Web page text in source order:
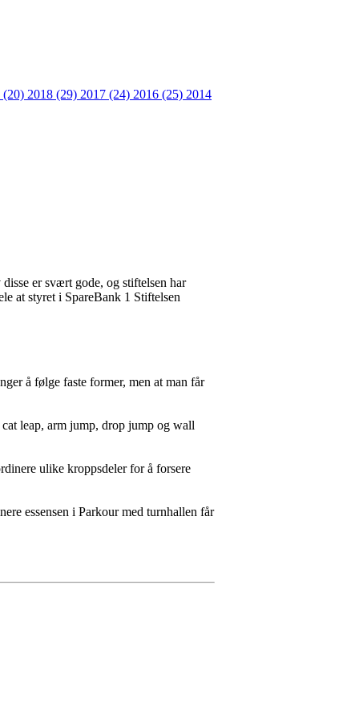
(20) 2018 (29) 2017 (24) 2016 (25) 2014
er svært gode, og stiftelsen har
at styret i SpareBank 1 Stiftelsen
å følge faste former, men at man får
leap, arm jump, drop jump og wall
ulike kroppsdeler for å forsere
essensen i Parkour med turnhallen får